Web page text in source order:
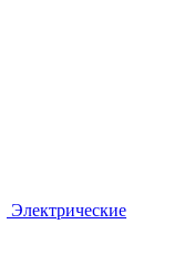
Электрические